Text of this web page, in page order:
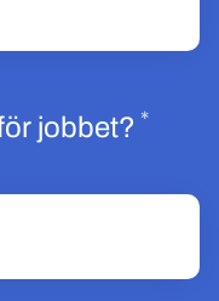
jobbet? *